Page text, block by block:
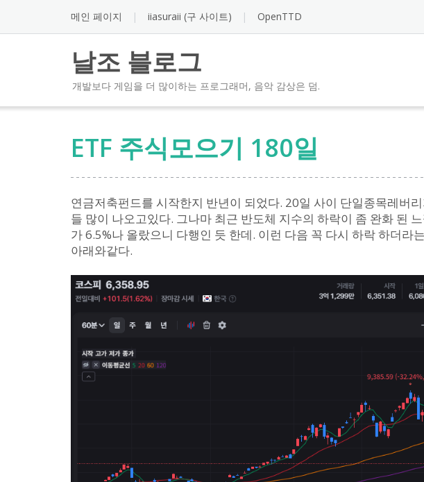
content
메인 페이지 iiasuraii (구 사이트) OpenTTD
날조 블로그
개발보다 게임을 더 많이하는 프로그래머, 음악 감상은 덤.
ETF 주식모으기 180일
연금저축펀드를 시작한지 반년이 되었다. 20일 사이 단일종목레버
들 많이 나오고있다. 그나마 최근 반도체 지수의 하락이 좀 완화 된
가 6.5%나 올랐으니 다행인 듯 한데. 이런 다음 꼭 다시 하락 하더라
아래와같다.